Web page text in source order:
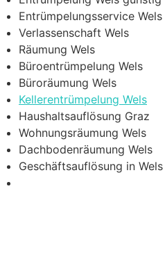
Entrümpelungsservice Wels
Verlassenschaft Wels
Räumung Wels
Büroentrümpelung Wels
Büroräumung Wels
Kellerentrümpelung Wels
Haushaltsauflösung Graz
Wohnungsräumung Wels
Dachbodenräumung Wels
Geschäftsauflösung in Wels